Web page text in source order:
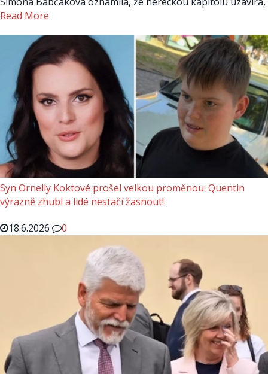
Read More
Syn Ornelly Koktové prošel velkou proměnou: Quentin
výrazně zhubl a lidé nestačí žasnout!
18.6.2026
0